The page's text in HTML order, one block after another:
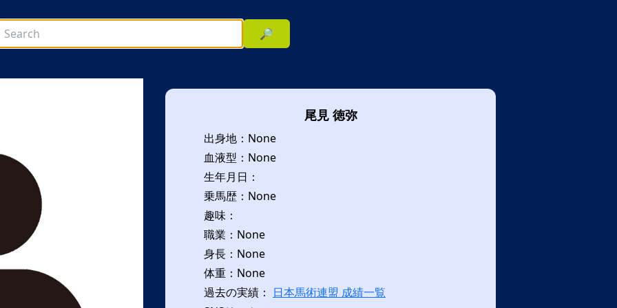
🔎
尾見 徳弥
出身地：None
血液型：None
生年月日：
乗馬歴：None
趣味：
職業：None
身長：None
体重：None
過去の実績： 日本馬術連盟 成績一覧